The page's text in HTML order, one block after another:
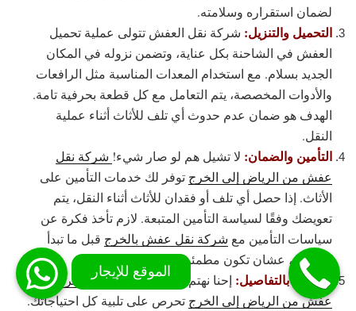
لضمان استقراره وسلامته.
التحميل والتنزيل: شركة نقل العفش تتولى عملية تحميل
العفش في الشاحنة بكل عناية، وتضمن نزوله في المكان
الجديد بسلام. مع استخدام المعدات المناسبة مثل الرافعات
والأدوات المخصصة، يتم التعامل مع كل قطعة بحرفية تامة.
الهدف هو ضمان عدم حدوث أي تلف للأثاث أثناء عملية
النقل.
التأمين والضمان: لا تشيل هم لو صار شيء! شركة نقل
عفش من الرياض إلى الخرج توفر لك خدمات التأمين على
الأثاث. إذا حصل أي تلف أو فقدان للأثاث أثناء النقل، يتم
تعويضك وفقًا لسياسة التأمين المتبعة. لازم تأخذ فكرة عن
سياسات التأمين مع شركة نقل عفش بالخرج قبل ما تبدأ
بالعملية، عشان تكون مطمئن.
الاهتمام بالتفاصيل: إحنا نهتم بكل صغيرة وكبيرة!
شركة نقل
عفش من الرياض إلى الخرج تحرص على تلبية كل احتياجاتك.